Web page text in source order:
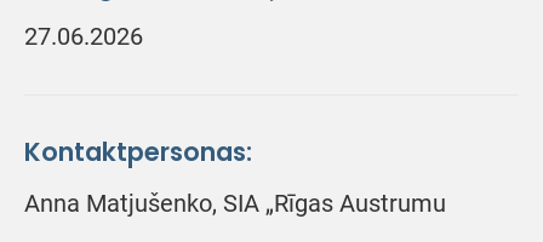
27.06.2026
Kontaktpersonas:
Anna Matjušenko, SIA „Rīgas Austrumu